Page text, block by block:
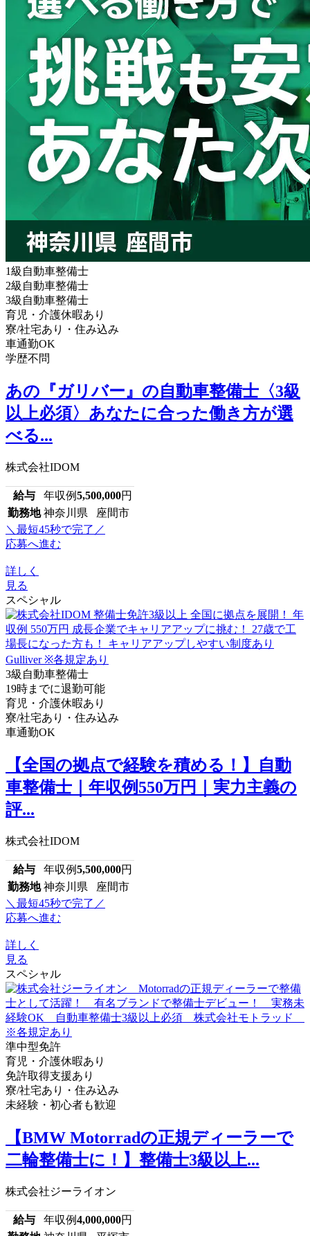
1級自動車整備士
2級自動車整備士
3級自動車整備士
育児・介護休暇あり
寮/社宅あり・住み込み
車通勤OK
学歴不問
あの『ガリバー』の自動車整備士〈3級
以上必須〉あなたに合った働き方が選
べる...
株式会社IDOM
給与 年収例5,500,000円
勤務地 神奈川県 座間市
＼最短45秒で完了／
応募へ進む
詳しく
見る
スペシャル
3級自動車整備士
19時までに退勤可能
育児・介護休暇あり
寮/社宅あり・住み込み
車通勤OK
【全国の拠点で経験を積める！】自動
車整備士｜年収例550万円｜実力主義の
評...
株式会社IDOM
給与 年収例5,500,000円
勤務地 神奈川県 座間市
＼最短45秒で完了／
応募へ進む
詳しく
見る
スペシャル
準中型免許
育児・介護休暇あり
免許取得支援あり
寮/社宅あり・住み込み
未経験・初心者も歓迎
【BMW Motorradの正規ディーラーで
二輪整備士に！】整備士3級以上...
株式会社ジーライオン
給与 年収例4,000,000円